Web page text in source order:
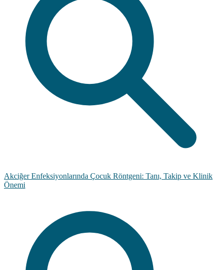
Akciğer Enfeksiyonlarında Çocuk Röntgeni: Tanı, Takip ve Klinik
Önemi